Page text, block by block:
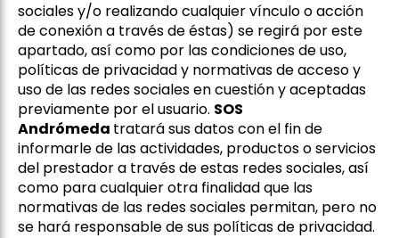
sociales y/o realizando cualquier vínculo o acción
de conexión a través de éstas) se regirá por este
apartado, así como por las condiciones de uso,
políticas de privacidad y normativas de acceso y
uso de las redes sociales en cuestión y aceptadas
previamente por el usuario. SOS
Andrómeda tratará sus datos con el fin de
informarle de las actividades, productos o servicios
del prestador a través de estas redes sociales, así
como para cualquier otra finalidad que las
normativas de las redes sociales permitan, pero no
se hará responsable de sus políticas de privacidad.